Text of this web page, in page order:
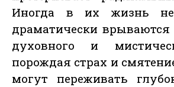
Иногда в их жизнь
драматически
духовного и
порождая страх и
могут переживать